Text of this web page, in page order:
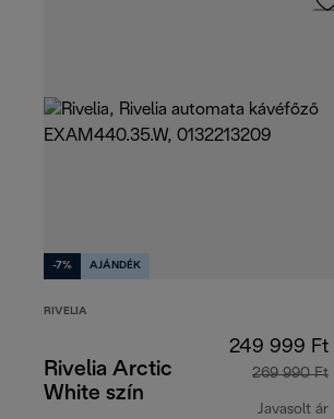
-7% AJÁNDÉK
RIVELIA
Rivelia Arctic
White szín
249 999 Ft
269 990 Ft
Javasolt ár